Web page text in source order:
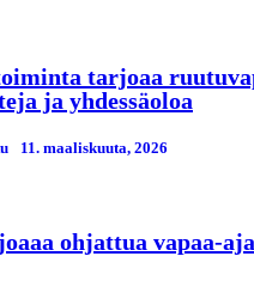
tarjoaa
ja yhdessäoloa
11. maaliskuuta, 2026
ohjattua vapaa-